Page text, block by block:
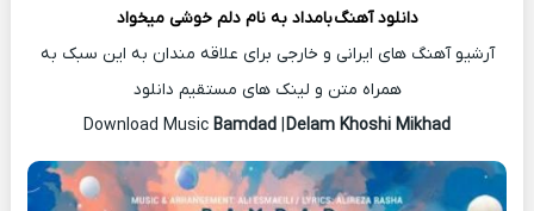
دانلود آهنگبامداد به نام دلم خوشی میخواد
آرشیو آهنگ های ایرانی و خارجی برای علاقه مندان به این سبک به
همراه متن و لینک های مستقیم دانلود
Download Music
Bamdad|Delam Khoshi Mikhad